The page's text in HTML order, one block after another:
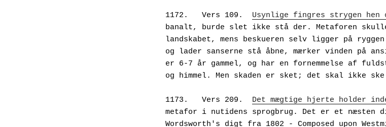
1172.	Vers 109. Usynlige fingres strygen hen
banalt, burde slet ikke stå der. Metaforen
landskabet, mens beskueren selv ligger på
og lader sanserne stå åbne, mærker vinden på
er 6-7 år gammel, og har en fornemmelse af
og himmel. Men skaden er sket; det skal ikke
1173.	Vers 209. Det mægtige hjerte holder
metafor i nutidens sprogbrug. Det er et
Wordsworth's digt fra 1802 - Composed upon